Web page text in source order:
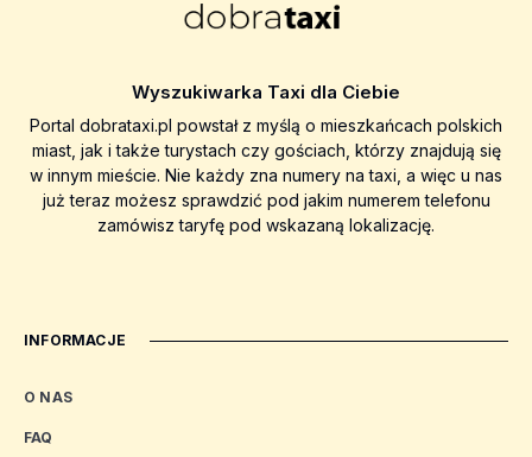
Wyszukiwarka Taxi dla Ciebie
Portal dobrataxi.pl powstał z myślą o mieszkańcach polskich
miast, jak i także turystach czy gościach, którzy znajdują się
w innym mieście. Nie każdy zna numery na taxi, a więc u nas
już teraz możesz sprawdzić pod jakim numerem telefonu
zamówisz taryfę pod wskazaną lokalizację.
INFORMACJE
O NAS
FAQ